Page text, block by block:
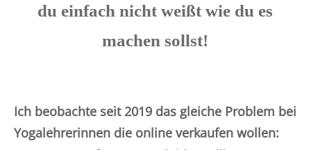
du einfach nicht weißt wie du es
machen sollst!
Ich beobachte seit 2019 das gleiche Problem bei
Yogalehrerinnen die online verkaufen wollen: